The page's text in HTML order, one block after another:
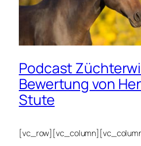
Podcast
Bewertung von
Stute